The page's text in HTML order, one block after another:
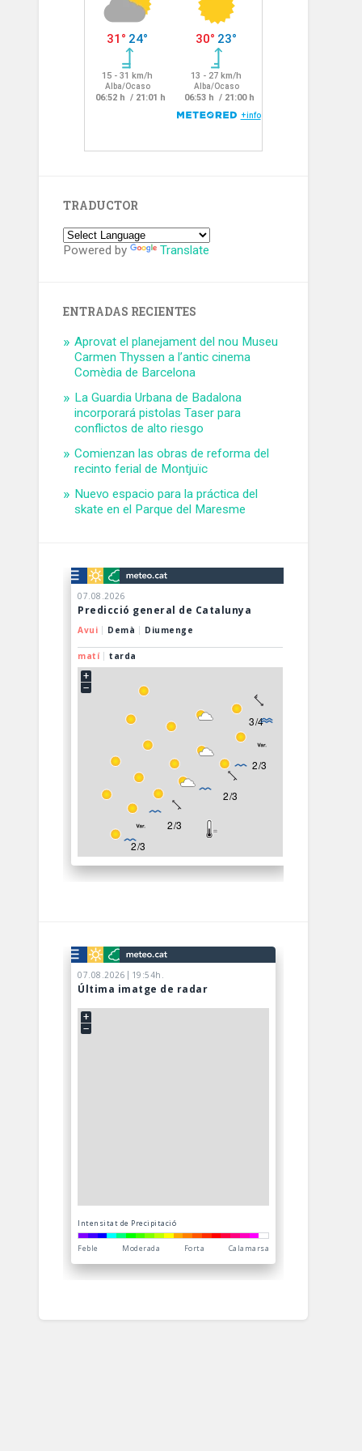
TRADUCTOR
Powered by Translate
ENTRADAS RECIENTES
Aprovat el planejament del nou Museu
Carmen Thyssen a l’antic cinema
Comèdia de Barcelona
La Guardia Urbana de Badalona
incorporará pistolas Taser para
conflictos de alto riesgo
Comienzan las obras de reforma del
recinto ferial de Montjuïc
Nuevo espacio para la práctica del
skate en el Parque del Maresme